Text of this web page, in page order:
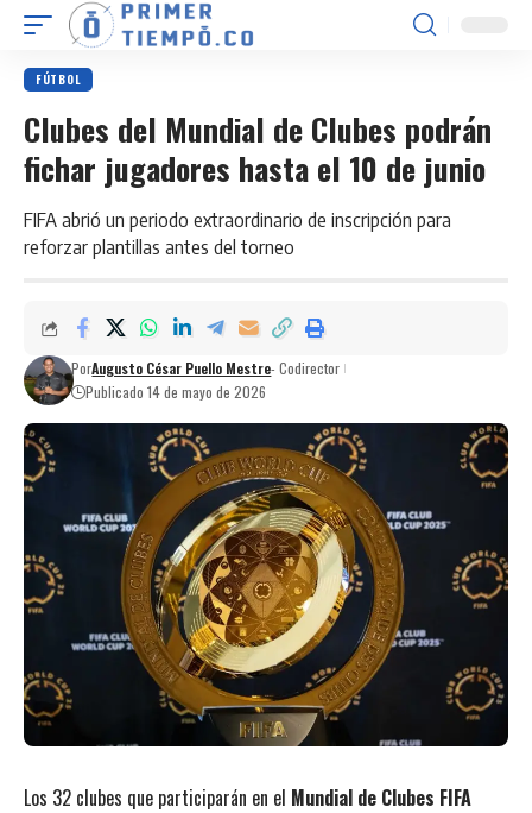
FÚTBOL
Clubes del Mundial de Clubes podrán
fichar jugadores hasta el 10 de junio
FIFA abrió un periodo extraordinario de inscripción para
reforzar plantillas antes del torneo
PorAugusto César Puello Mestre- Codirector
Publicado 14 de mayo de 2026
Los 32 clubes que participarán en el Mundial de Clubes FIFA